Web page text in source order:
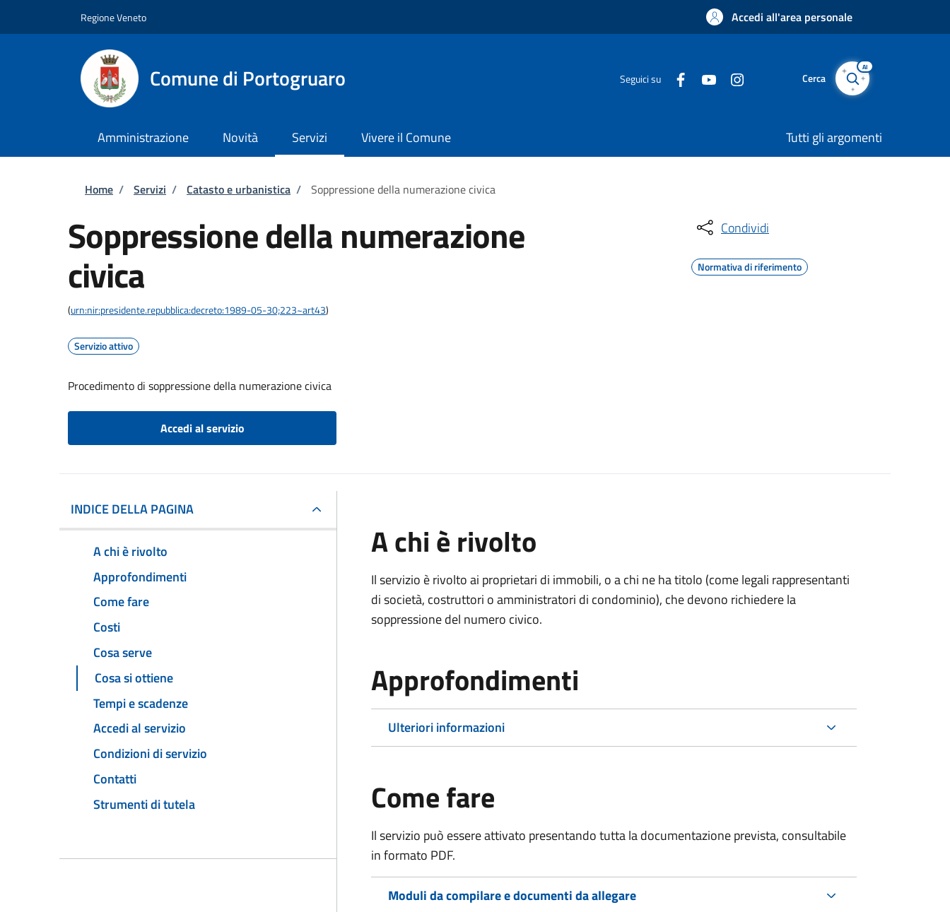
Regione Veneto Accedi all'area personale
Comune di Portogruaro Seguici su Cerca
AI
Amministrazione Novità Servizi Vivere il Comune Tutti gli argomenti
Briciole di pane
Home / Servizi / Catasto e urbanistica / Soppressione della numerazione civica
Soppressione della numerazione
civica
(urn:nir:presidente.repubblica:decreto:1989-05-30;223~art43)
Servizio attivo
Procedimento di soppressione della numerazione civica
Accedi al servizio
Condividi
Normativa di riferimento
INDICE DELLA PAGINA
A chi è rivolto
Approfondimenti
Come fare
Costi
Cosa serve
Cosa si ottiene
Tempi e scadenze
Accedi al servizio
Condizioni di servizio
Contatti
Strumenti di tutela
A chi è rivolto
Il servizio è rivolto ai proprietari di immobili, o a chi ne ha titolo (come legali rappresentanti
di società, costruttori o amministratori di condominio), che devono richiedere la
soppressione del numero civico.
Approfondimenti
Ulteriori informazioni
Come fare
Il servizio può essere attivato presentando tutta la documentazione prevista, consultabile
in formato PDF.
Moduli da compilare e documenti da allegare